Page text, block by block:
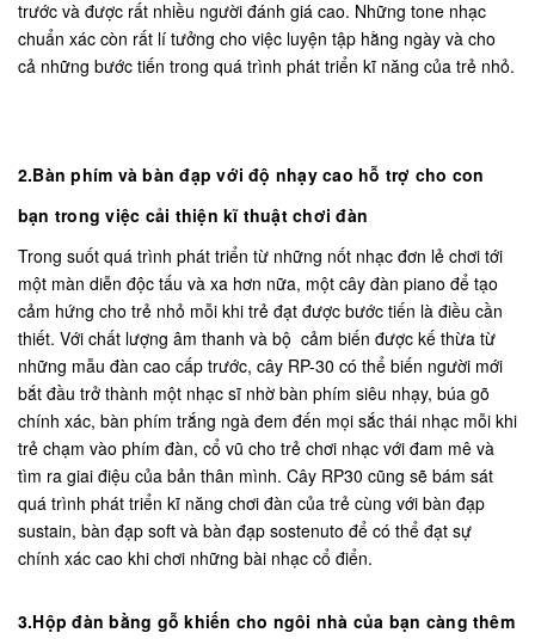
trước và được rất nhiều người đánh giá cao. Những tone nhạc
chuẩn xác còn rất lí tưởng cho việc luyện tập hằng ngày và cho
cả những bước tiến trong quá trình phát triển kĩ năng của trẻ nhỏ.
2.Bàn phím và bàn đạp với độ nhạy cao hỗ trợ cho con
bạn trong việc cải thiện kĩ thuật chơi đàn
Trong suốt quá trình phát triển từ những nốt nhạc đơn lẻ chơi tới
một màn diễn độc tấu và xa hơn nữa, một cây đàn piano để tạo
cảm hứng cho trẻ nhỏ mỗi khi trẻ đạt được bước tiến là điều cần
thiết. Với chất lượng âm thanh và bộ cảm biến được kế thừa từ
những mẫu đàn cao cấp trước, cây RP-30 có thể biến người mới
bắt đầu trở thành một nhạc sĩ nhờ bàn phím siêu nhạy, búa gõ
chính xác, bàn phím trắng ngà đem đến mọi sắc thái nhạc mỗi khi
trẻ chạm vào phím đàn, cổ vũ cho trẻ chơi nhạc với đam mê và
tìm ra giai điệu của bản thân mình. Cây RP30 cũng sẽ bám sát
quá trình phát triển kĩ năng chơi đàn của trẻ cùng với bàn đạp
sustain, bàn đạp soft và bàn đạp sostenuto để có thể đạt sự
chính xác cao khi chơi những bài nhạc cổ điển.
3.Hộp đàn bằng gỗ khiến cho ngôi nhà của bạn càng thêm